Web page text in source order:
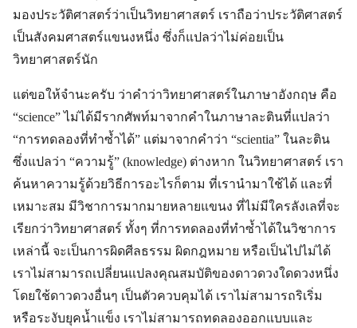
มองประวัติศาสตร์ว่าเป็นวิทยาศาสตร์ เราถือว่าประวัติศาสตร์
เป็นสังคมศาสตร์แขนงหนึ่ง ซึ่งก็แปลว่าไม่ค่อยเป็น
วิทยาศาสตร์นัก
แต่ขอให้จำนะครับ ว่าคำว่าวิทยาศาสตร์ในภาษาอังกฤษ คือ
“science” ไม่ได้มีรากศัพท์มาจากคำในภาษาละตินที่แปลว่า
“การทดลองที่ทำซ้ำได้” แต่มาจากคำว่า “scientia” ในละติน
ซึ่งแปลว่า “ความรู้” (knowledge) ต่างหาก ในวิทยาศาสตร์ เรา
ค้นหาความรู้ด้วยวิธีการอะไรก็ตาม ที่เรานำมาใช้ได้ และที่
เหมาะสม มีวิชาการมากมายหลายแขนง ที่ไม่มีใครลังเลที่จะ
เรียกว่าวิทยาศาสตร์ ทั้งๆ ที่การทดลองที่ทำซ้ำได้ในวิชาการ
เหล่านี้ จะเป็นการผิดศีลธรรม ผิดกฎหมาย หรือเป็นไปไม่ได้
เราไม่สามารถเปลี่ยนแปลงคุณสมบัติของดาวดวงใดดวงหนึ่ง
โดยใช้ดาวดวงอื่นๆ เป็นตัวควบคุมได้ เราไม่สามารถริเริ่ม
หรือระงับยุคน้ำแข็ง เราไม่สามารถทดลองออกแบบและ